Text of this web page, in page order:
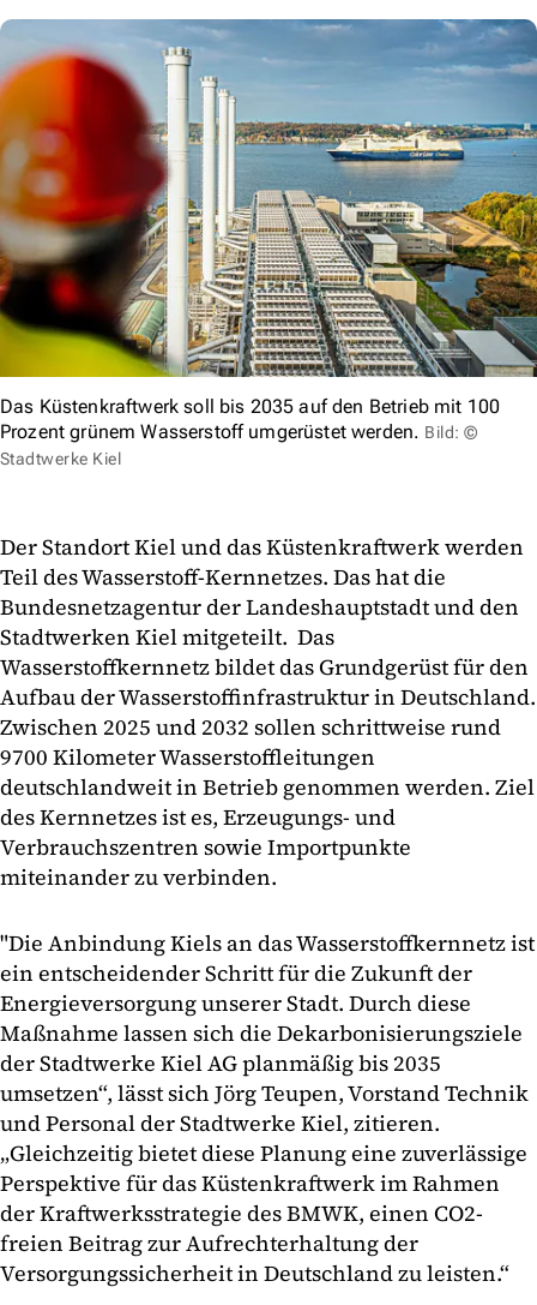
Das Küstenkraftwerk soll bis 2035 auf den Betrieb mit 100
Prozent grünem Wasserstoff umgerüstet werden. Bild: ©
Stadtwerke Kiel
Der Standort Kiel und das Küstenkraftwerk werden
Teil des Wasserstoff-Kernnetzes. Das hat die
Bundesnetzagentur der Landeshauptstadt und den
Stadtwerken Kiel mitgeteilt. Das
Wasserstoffkernnetz bildet das Grundgerüst für den
Aufbau der Wasserstoffinfrastruktur in Deutschland.
Zwischen 2025 und 2032 sollen schrittweise rund
9700 Kilometer Wasserstoffleitungen
deutschlandweit in Betrieb genommen werden. Ziel
des Kernnetzes ist es, Erzeugungs- und
Verbrauchszentren sowie Importpunkte
miteinander zu verbinden.
"Die Anbindung Kiels an das Wasserstoffkernnetz ist
ein entscheidender Schritt für die Zukunft der
Energieversorgung unserer Stadt. Durch diese
Maßnahme lassen sich die Dekarbonisierungsziele
der Stadtwerke Kiel AG planmäßig bis 2035
umsetzen“, lässt sich Jörg Teupen, Vorstand Technik
und Personal der Stadtwerke Kiel, zitieren.
„Gleichzeitig bietet diese Planung eine zuverlässige
Perspektive für das Küstenkraftwerk im Rahmen
der Kraftwerksstrategie des BMWK, einen CO2-
freien Beitrag zur Aufrechterhaltung der
Versorgungssicherheit in Deutschland zu leisten.“